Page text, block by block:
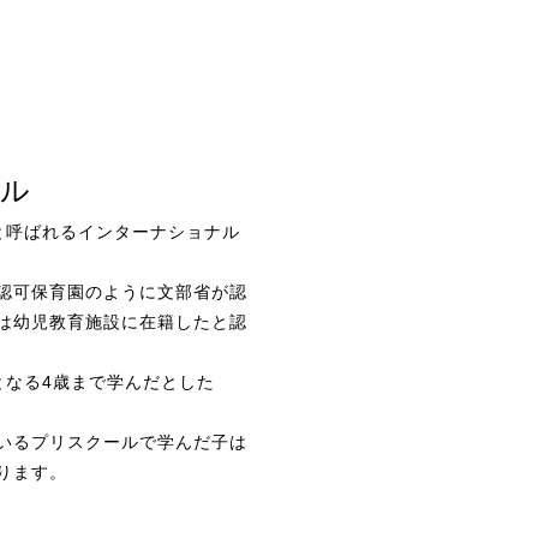
ばれるインターナショナル
可保育園のように文部省が認
幼児教育施設に在籍したと認
る4歳まで学んだとした
るプリスクールで学んだ子は
ます。